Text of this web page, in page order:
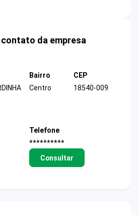
da empresa
Bairro
Centro
CEP
18540-009
Telefone
**********
Consultar